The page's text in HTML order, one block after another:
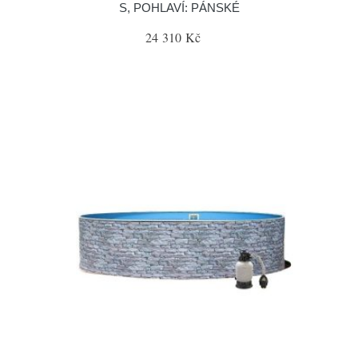
S, POHLAVÍ: PÁNSKÉ
24 310 Kč